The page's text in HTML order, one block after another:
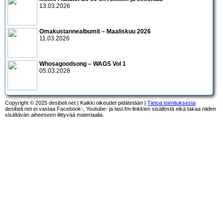
13.03.2026
Omakustannealbumit – Maaliskuu 2026
11.03.2026
Whosagoodsong – WAGS Vol 1
05.03.2026
Copyright © 2025 desibeli.net | Kaikki oikeudet pidätetään | Tietoa toimituksesta
desibeli.net ei vastaa Facebook-, Youtube- ja last.fm-linkkien sisällöstä eikä takaa niiden
sisältävän aiheeseen liittyvää materiaalia.